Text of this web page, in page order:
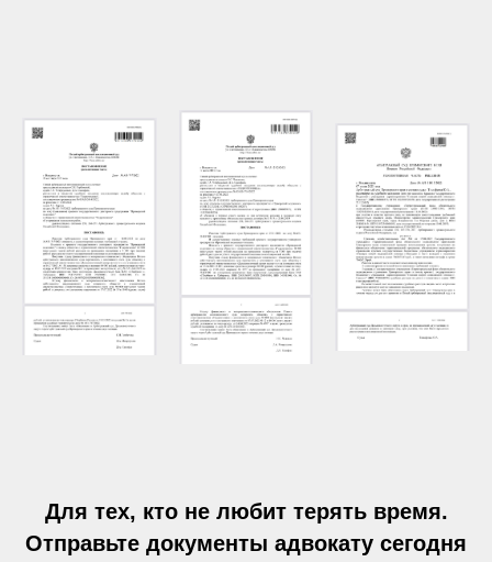
Для тех, кто не любит терять время.
Отправьте документы адвокату сегодня